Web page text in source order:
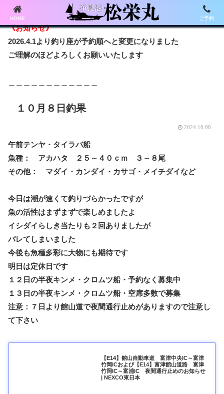
《お知らせ》
2026.4.1より釣り座が予約順へと変更になりました
ご理解のほどよろしくお願いいたします
１０月８日釣果
2024.10.08
午前テンヤ・タイラバ船
魚種： アカハタ ２５～４０ｃｍ ３～８尾
その他： マダイ・カンダイ・カサゴ・メイチダイなど
今日は潮が速くて釣りづらかったですが
魚の活性はまずまずで楽しめましたよ
イシダイらしき当たりも２回ありましたが
バレてしまいました
今後も魚種多彩に大物にも期待です
明日は定休日です
１２日の半夜キンメ・クロムツ船・予約なく募集中
１３日の半夜キンメ・クロムツ船・空席多数で募集
注意：７日より館山道で夜間通行止めがありますので注意し
て下さい
【E14】館山自動車道 富津中央IC～富津
竹岡ICおよび【E14】富津館山道路 富津
竹岡IC～富浦IC 夜間通行止めのお知らせ
| NEXCO東日本
HOME ご予約